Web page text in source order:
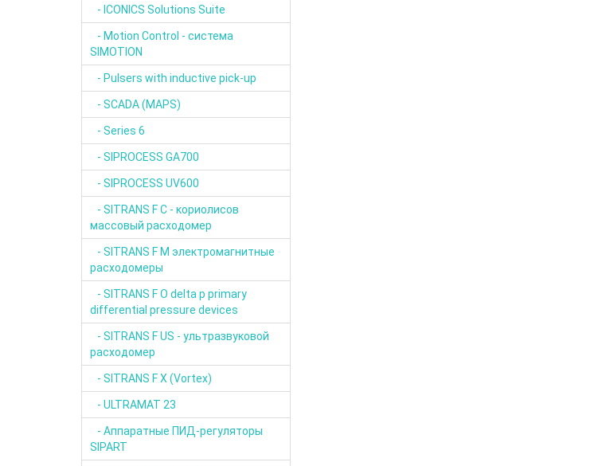
- ICONICS Solutions Suite
- Motion Control - система
SIMOTION
- Pulsers with inductive pick-up
- SCADA (MAPS)
- Series 6
- SIPROCESS GA700
- SIPROCESS UV600
- SITRANS F C - кориолисов
массовый расходомер
- SITRANS F M электромагнитные
расходомеры
- SITRANS F O delta p primary
differential pressure devices
- SITRANS F US - ультразвуковой
расходомер
- SITRANS F X (Vortex)
- ULTRAMAT 23
- Аппаратные ПИД-регуляторы
SIPART